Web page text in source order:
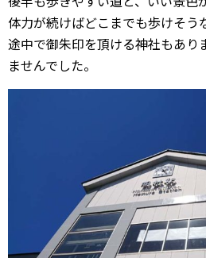
体力が続けばどこまでも歩けそう
途中で御朱印を頂ける神社もあり
ませんでした。